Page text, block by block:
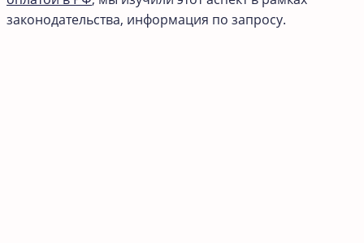
законодательства, информация по запросу.